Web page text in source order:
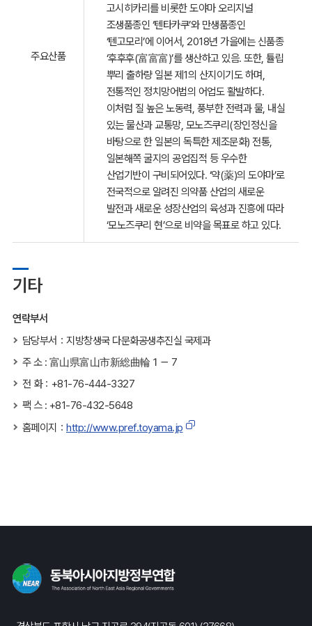
주요산품
고시히카리를 비롯한 도야마 오리지널
조생품종인 ‘텐타카쿠’와 만생품종인
‘텐고모리’에 이어서, 2018년 가을에는 신품종
‘후후후(富富富)’를 생산하고 있음. 또한, 튤립
뿌리 출하량 일본 제1의 산지이기도 하며,
전통적인 정치망어법의 어업도 활발하다.
이처럼 질 높은 노동력, 풍부한 전력과 물, 내실
있는 물산과 교통망, 모노즈쿠리(장인정신을
바탕으로 한 일본의 독특한 제조문화) 전통,
일본해쪽 굴지의 공업집적 등 우수한
산업기반이 구비되어있다. ‘약(薬)의 도야마’로
전국적으로 알려진 의약품 산업의 새로운
발전과 새로운 성장산업의 육성과 진흥에 따라
‘모노즈쿠리 현’으로 비약을 목표로 하고 있다.
기타
연락부서
담당부서：지방창생국 다문화공생추진실 국제과
주 소 : 富山県富山市新総曲輪１－７
전 화：+81-76-444-3327
팩 스 : +81-76-432-5648
홈페이지： http://www.pref.toyama.jp